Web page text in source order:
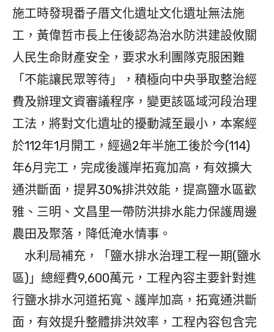
施工時發現番子厝文化遺址文化遺址無法施
工，黃偉哲市長上任後認為治水防洪建設攸關
人民生命財產安全，要求水利團隊克服困難
「不能讓民眾等待」，積極向中央爭取整治經
費及辦理文資審議程序，變更該區域河段治理
工法，將對文化遺址的擾動減至最小，本案經
於112年1月開工，經過2年半施工後於今(114)
年6月完工，完成後護岸拓寬加高，有效擴大
通洪斷面，提昇30%排洪效能，提高鹽水區歡
雅、三明、文昌里一帶防洪排水能力保護周邊
農田及聚落，降低淹水情事。
水利局補充，「鹽水排水治理工程一期(鹽水
區)」總經費9,600萬元，工程內容主要針對進
行鹽水排水河道拓寬、護岸加高，拓寬通洪斷
面，有效提升整體排洪效率，工程內容包含完